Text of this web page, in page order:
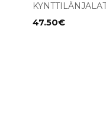
47.50€